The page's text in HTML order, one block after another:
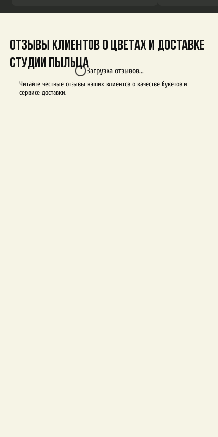
Отзывы клиентов о цветах и доставке
студии Пыльца
Читайте честные отзывы наших клиентов о качестве букетов и
сервисе доставки.
Загрузка отзывов...